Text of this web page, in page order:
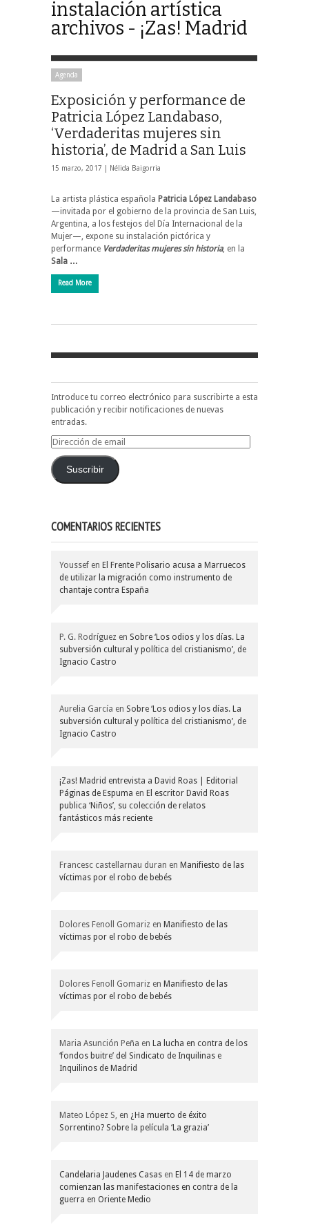
instalación artística
archivos - ¡Zas! Madrid
Agenda
Exposición y performance de
Patricia López Landabaso,
‘Verdaderitas mujeres sin
historia’, de Madrid a San Luis
15 marzo, 2017 | Nélida Baigorria
La artista plástica española Patricia López Landabaso
—invitada por el gobierno de la provincia de San Luis,
Argentina, a los festejos del Día Internacional de la
Mujer—, expone su instalación pictórica y
performance Verdaderitas mujeres sin historia, en la
Sala …
Read More
Introduce tu correo electrónico para suscribirte a esta
publicación y recibir notificaciones de nuevas
entradas.
Dirección
emailSuscribir
COMENTARIOS RECIENTES
Youssef en El Frente Polisario acusa a Marruecos
de utilizar la migración como instrumento de
chantaje contra España
P. G. Rodríguez en Sobre ‘Los odios y los días. La
subversión cultural y política del cristianismo’, de
Ignacio Castro
Aurelia García en Sobre ‘Los odios y los días. La
subversión cultural y política del cristianismo’, de
Ignacio Castro
¡Zas! Madrid entrevista a David Roas | Editorial
Páginas de Espuma en El escritor David Roas
publica ‘Niños’, su colección de relatos
fantásticos más reciente
Francesc castellarnau duran en Manifiesto de las
víctimas por el robo de bebés
Dolores Fenoll Gomariz en Manifiesto de las
víctimas por el robo de bebés
Dolores Fenoll Gomariz en Manifiesto de las
víctimas por el robo de bebés
Maria Asunción Peña en La lucha en contra de los
‘fondos buitre’ del Sindicato de Inquilinas e
Inquilinos de Madrid
Mateo López S, en ¿Ha muerto de éxito
Sorrentino? Sobre la película ‘La grazia’
Candelaria Jaudenes Casas en El 14 de marzo
comienzan las manifestaciones en contra de la
guerra en Oriente Medio